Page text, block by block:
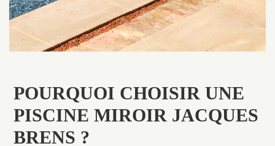
POURQUOI CHOISIR UNE
PISCINE MIROIR JACQUES
BRENS ?